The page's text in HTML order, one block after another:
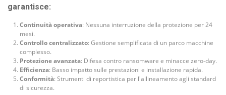
garantisce:
Continuità operativa: Nessuna interruzione della protezione per 24
mesi.
Controllo centralizzato: Gestione semplificata di un parco macchine
complesso.
Protezione avanzata: Difesa contro ransomware e minacce zero-day.
Efficienza: Basso impatto sulle prestazioni e installazione rapida.
Conformità: Strumenti di reportistica per l'allineamento agli standard
di sicurezza.